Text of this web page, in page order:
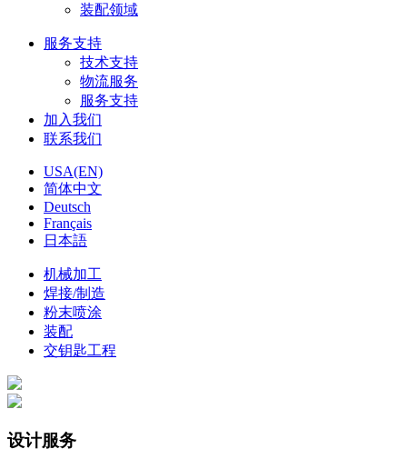
装配领域
服务支持
技术支持
物流服务
服务支持
加入我们
联系我们
USA(EN)
简体中文
Deutsch
Français
日本語
机械加工
焊接/制造
粉末喷涂
装配
交钥匙工程
设计服务